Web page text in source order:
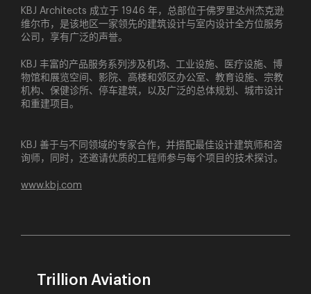
KBJ Architects 成立于 1946 年，总部位于佛罗里达州杰克逊
维尔市，是该地区一家领先的建筑设计与室内设计全方位服务
公司，享有广泛的声誉。
KBJ 丰富的产品服务系列涉及机场、工业设施、医疗设施、博
物馆和展览空间、影院、高楼和郊区办公室、教育设施、宗教
机构、保健诊所、停车建筑，以及广泛的总体规划、城市设计
和重建项目。
KBJ 善于与不同领域的专家合作，并搭配最佳设计建筑师和咨
询师，同时，还邀请优质的工程师参与每个项目的技术探讨。
www.kbj.com
Trillion Aviation